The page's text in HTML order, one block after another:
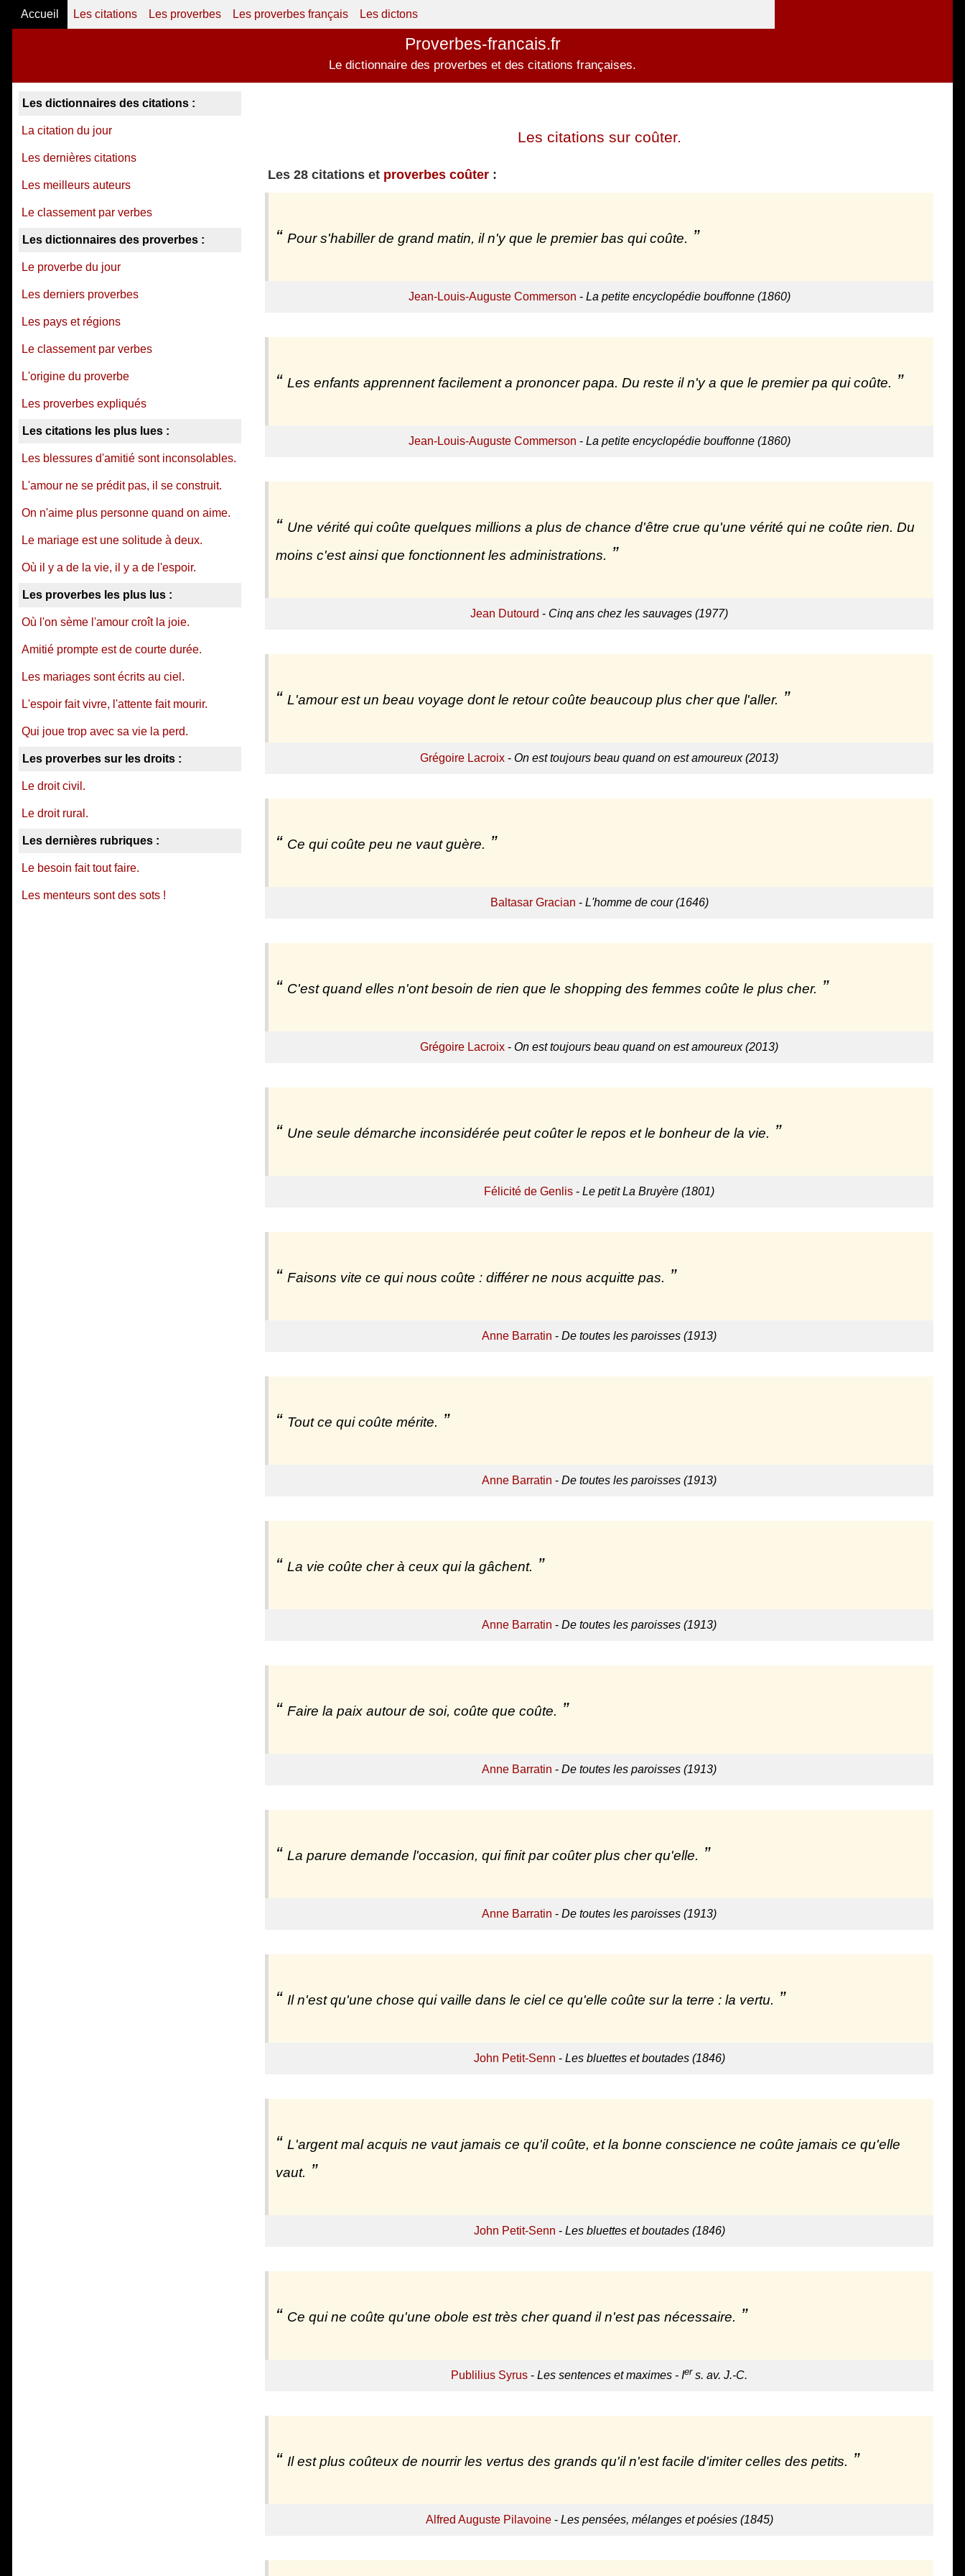
Accueil Les citations Les proverbes Les proverbes français Les dictons
Proverbes-francais.fr
Le dictionnaire des proverbes et des citations françaises.
Les citations sur coûter.
Les 28 citations et proverbes coûter :
Pour s'habiller de grand matin, il n'y que le premier bas qui coûte.
Jean-Louis-Auguste Commerson - La petite encyclopédie bouffonne (1860)
Les enfants apprennent facilement a prononcer papa. Du reste il n'y a que le premier pa qui coûte.
Jean-Louis-Auguste Commerson - La petite encyclopédie bouffonne (1860)
Une vérité qui coûte quelques millions a plus de chance d'être crue qu'une vérité qui ne coûte rien. Du
moins c'est ainsi que fonctionnent les administrations.
Jean Dutourd - Cinq ans chez les sauvages (1977)
L'amour est un beau voyage dont le retour coûte beaucoup plus cher que l'aller.
Grégoire Lacroix - On est toujours beau quand on est amoureux (2013)
Ce qui coûte peu ne vaut guère.
Baltasar Gracian - L'homme de cour (1646)
C'est quand elles n'ont besoin de rien que le shopping des femmes coûte le plus cher.
Grégoire Lacroix - On est toujours beau quand on est amoureux (2013)
Une seule démarche inconsidérée peut coûter le repos et le bonheur de la vie.
Félicité de Genlis - Le petit La Bruyère (1801)
Faisons vite ce qui nous coûte : différer ne nous acquitte pas.
Anne Barratin - De toutes les paroisses (1913)
Tout ce qui coûte mérite.
Anne Barratin - De toutes les paroisses (1913)
La vie coûte cher à ceux qui la gâchent.
Anne Barratin - De toutes les paroisses (1913)
Faire la paix autour de soi, coûte que coûte.
Anne Barratin - De toutes les paroisses (1913)
La parure demande l'occasion, qui finit par coûter plus cher qu'elle.
Anne Barratin - De toutes les paroisses (1913)
Il n'est qu'une chose qui vaille dans le ciel ce qu'elle coûte sur la terre : la vertu.
John Petit-Senn - Les bluettes et boutades (1846)
L'argent mal acquis ne vaut jamais ce qu'il coûte, et la bonne conscience ne coûte jamais ce qu'elle
vaut.
John Petit-Senn - Les bluettes et boutades (1846)
Ce qui ne coûte qu'une obole est très cher quand il n'est pas nécessaire.
Publilius Syrus - Les sentences et maximes - Ier s. av. J.-C.
Il est plus coûteux de nourrir les vertus des grands qu'il n'est facile d'imiter celles des petits.
Alfred Auguste Pilavoine- Les pensées, mélanges et poésies (1845)
Les dictionnaires des citations :
La citation du jour
Les dernières citations
Les meilleurs auteurs
Le classement par verbes
Les dictionnaires des proverbes :
Le proverbe du jour
Les derniers proverbes
Les pays et régions
Le classement par verbes
L'origine du proverbe
Les proverbes expliqués
Les citations les plus lues :
Les blessures d'amitié sont inconsolables.
L'amour ne se prédit pas, il se construit.
On n'aime plus personne quand on aime.
Le mariage est une solitude à deux.
Où il y a de la vie, il y a de l'espoir.
Les proverbes les plus lus :
Où l'on sème l'amour croît la joie.
Amitié prompte est de courte durée.
Les mariages sont écrits au ciel.
L'espoir fait vivre, l'attente fait mourir.
Qui joue trop avec sa vie la perd.
Les proverbes sur les droits :
Le droit civil.
Le droit rural.
Les dernières rubriques :
Le besoin fait tout faire.
Les menteurs sont des sots !